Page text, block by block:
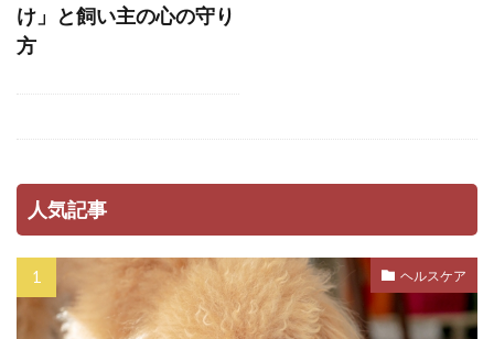
バケツゲーム
バランス
パンティング
パートナーシップ
ヒコーキ耳
ヒート
ビタミンE
ピッチ
ファインド・イット
フィアフリー
フィラリア
フィラリア予防
け」と飼い主の心の守り
方
人気記事
ヘルスケア